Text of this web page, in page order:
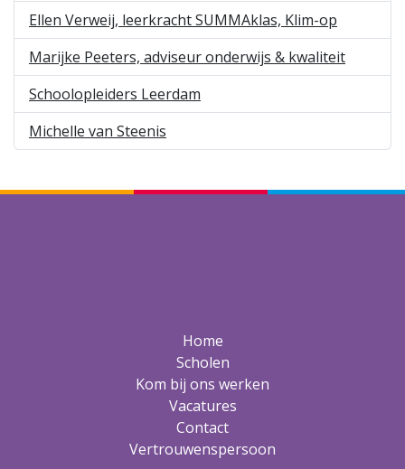
Ellen Verweij, leerkracht SUMMAklas, Klim-op
Marijke Peeters, adviseur onderwijs & kwaliteit
Schoolopleiders Leerdam
Michelle van Steenis
Home
Scholen
Kom bij ons werken
Vacatures
Contact
Vertrouwenspersoon